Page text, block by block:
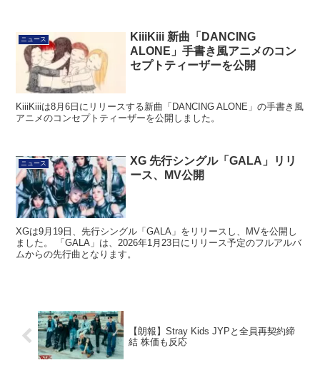
ニュース
KiiiKiii 新曲「DANCING
ALONE」手書き風アニメのコン
セプトティーザーを公開
KiiiKiiiは8月6日にリリースする新曲「DANCING ALONE」の手書き風
アニメのコンセプトティーザーを公開しました。
ニュース
XG 先行シングル「GALA」リリ
ース、MV公開
XGは9月19日、先行シングル「GALA」をリリースし、MVを公開し
ました。 「GALA」は、2026年1月23日にリリース予定のフルアルバ
ムからの先行曲となります。
【朗報】Stray Kids JYPと全員再契約締
結 株価も反応